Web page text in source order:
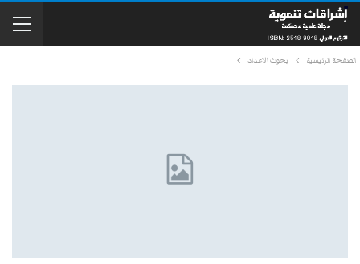
الصفحة الرئيسية بحوث الاعداد